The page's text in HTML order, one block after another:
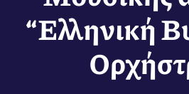
“Ελληνική